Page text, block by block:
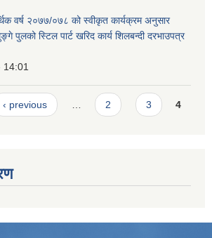
वर्ष २०७७/०७८ को स्वीकृत कार्यक्रम अनुसार
पुलको स्टिल पार्ट खरिद कार्य शिलबन्दी दरभाउपत्र
14:01
‹ previous … 2 3 4